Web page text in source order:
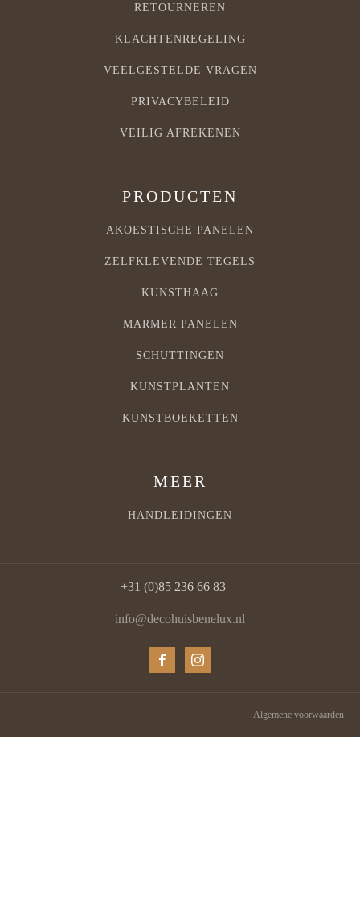
RETOURNEREN
KLACHTENREGELING
VEELGESTELDE VRAGEN
PRIVACYBELEID
VEILIG AFREKENEN
PRODUCTEN
AKOESTISCHE PANELEN
ZELFKLEVENDE TEGELS
KUNSTHAAG
MARMER PANELEN
SCHUTTINGEN
KUNSTPLANTEN
KUNSTBOEKETTEN
MEER
HANDLEIDINGEN
+31 (0)85 236 66 83
info@decohuisbenelux.nl
Algemene voorwaarden